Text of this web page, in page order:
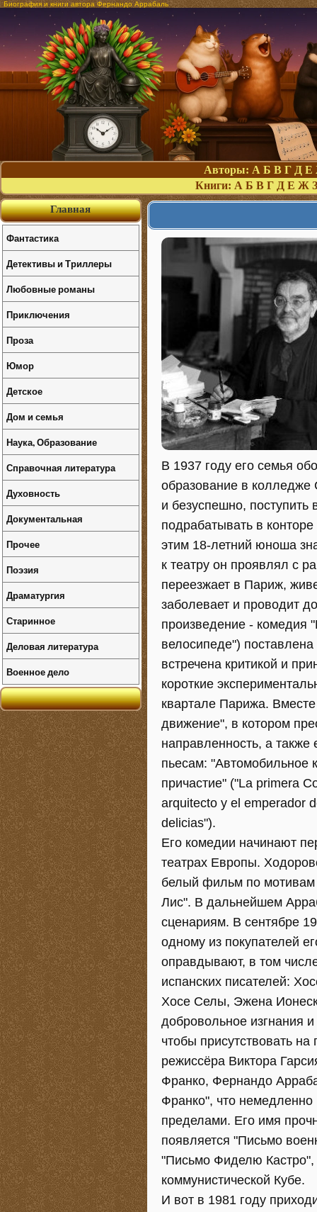
Биография и книги автора Фернандо Аррабаль
Авторы: А Б В Г Д Е
Книги: А Б В Г Д Е Ж З
В 1937 году его семья
образование в колледже
и безуспешно,
подрабатывать в
этим 18-летний юноша
к театру он проявлял с
переезжает в Париж,
заболевает и проводит
произведение - комедия
велосипеде")
встречена критикой и
короткие
квартале Парижа.
движение", в котором
направленность, а также
пьесам: "Автомобильное
причастие" ("La primera
arquitecto y el emperador
delicias").
Его комедии начинают
театрах Европы.
белый фильм по
Лис". В дальнейшем
сценариям. В сентябре
одному из покупателей
оправдывают, в том
испанских писателей:
Хосе Селы, Эжена
добровольное изгнания
чтобы присутствовать
режиссёра Виктора
Франко, Фернандо
Франко", что
пределами. Его имя
появляется "Письмо
"Письмо Фиделю Кастро",
коммунистической Кубе.
И вот в 1981 году
Главная
Фантастика
Детективы и Триллеры
Любовные романы
Приключения
Проза
Юмор
Детское
Дом и семья
Наука, Образование
Справочная литература
Духовность
Документальная
Прочее
Поэзия
Драматургия
Старинное
Деловая литература
Военное дело